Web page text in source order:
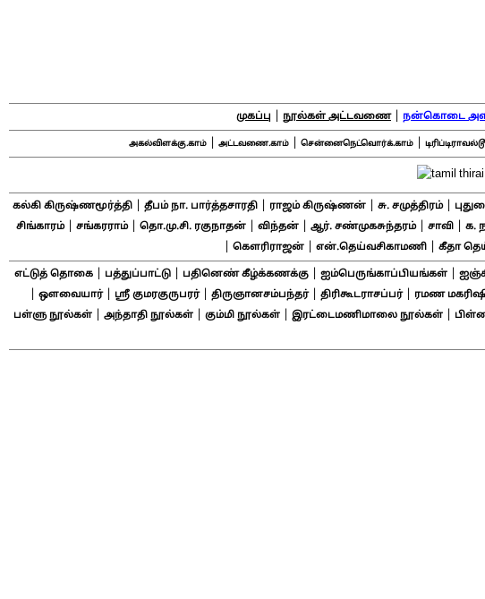
முகப்பு நூல்கள் அட்டவணை| நன்கொடை
அகல்விளக்கு.காம்| அட்டவணை.காம்| சென்னைநெட்வொர்க்.காம்|
கல்கி கிருஷ்ணமூர்த்தி தீபம் நா. பார்த்தசாரதி ராஜம் கிருஷ்ணன் சு. சமுத்திரம்|
சிங்காரம்| சங்கரராம்| தொ.மு.சி. ரகுநாதன்| விந்தன்| ஆர். சண்முகசுந்தரம்| சாவி| க.
கௌரிராஜன் என்.தெய்வசிகாமணி கீதா
எட்டுத் தொகை| பத்துப்பாட்டு| பதினெண் கீழ்க்கணக்கு| ஐம்பெருங்காப்பியங்கள்|
ஔவையார்| ஸ்ரீ குமரகுருபரர்| திருஞானசம்பந்தர்| திரிகூடராசப்பர்| ரமண
பள்ளு நூல்கள்| அந்தாதி நூல்கள்| கும்மி நூல்கள்| இரட்டைமணிமாலை நூல்கள்|